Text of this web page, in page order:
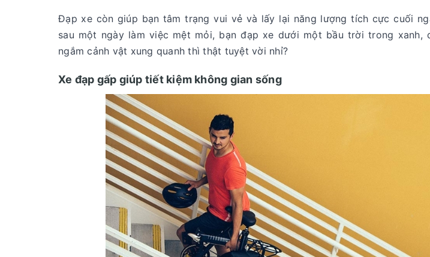
Đạp xe còn giúp bạn tâm trạng vui vẻ và lấy lại năng lượng tích cực cuối
sau một ngày làm việc mệt mỏi, bạn đạp xe dưới một bầu trời trong xanh,
ngắm cảnh vật xung quanh thì thật tuyệt vời nhỉ?
Xe đạp gấp giúp tiết kiệm không gian sống